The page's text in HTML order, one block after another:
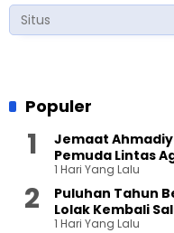
Populer
Jemaat
Pemuda Lintas
1 Hari Yang Lalu
Puluhan Tahun
Lolak Kembali
1 Hari Yang Lalu